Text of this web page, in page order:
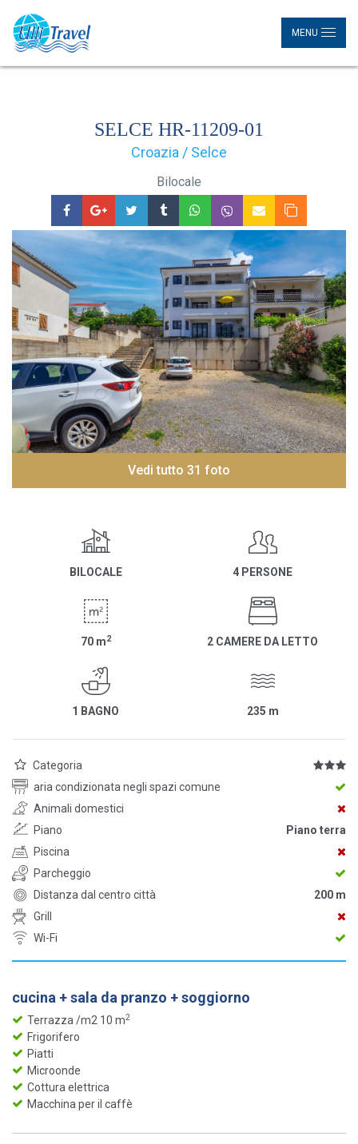
MENU
SELCE HR-11209-01
Croazia / Selce
Bilocale
Vedi tutto 31 foto
BILOCALE 4 PERSONE
70 m2 2 CAMERE DA LETTO
1 BAGNO 235 m
Categoria
aria condizionata negli spazi comune
Animali domestici
Piano
Piano terra
Piscina
Parcheggio
Distanza dal centro città
200 m
Grill
Wi-Fi
cucina + sala da pranzo + soggiorno
Terrazza /m2 10 m2
Frigorifero
Piatti
Microonde
Cottura elettrica
Macchina per il caffè